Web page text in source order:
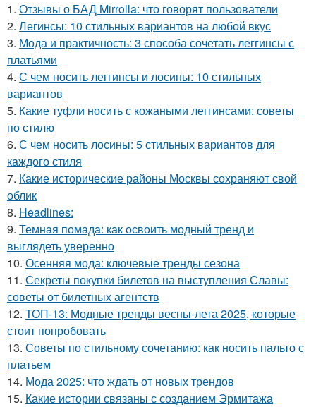
1. Отзывы о БАД Mirrolla: что говорят пользователи
2. Легинсы: 10 стильных вариантов на любой вкус
3. Мода и практичность: 3 способа сочетать леггинсы с
платьями
4. С чем носить леггинсы и лосины: 10 стильных
вариантов
5. Какие туфли носить с кожаными леггинсами: советы
по стилю
6. С чем носить лосины: 5 стильных вариантов для
каждого стиля
7. Какие исторические районы Москвы сохраняют свой
облик
8. Headlines:
9. Темная помада: как освоить модный тренд и
выглядеть уверенно
10. Осенняя мода: ключевые тренды сезона
11. Секреты покупки билетов на выступления Славы:
советы от билетных агентств
12. ТОП-13: Модные тренды весны-лета 2025, которые
стоит попробовать
13. Советы по стильному сочетанию: как носить пальто с
платьем
14. Мода 2025: что ждать от новых трендов
15. Какие истории связаны с созданием Эрмитажа